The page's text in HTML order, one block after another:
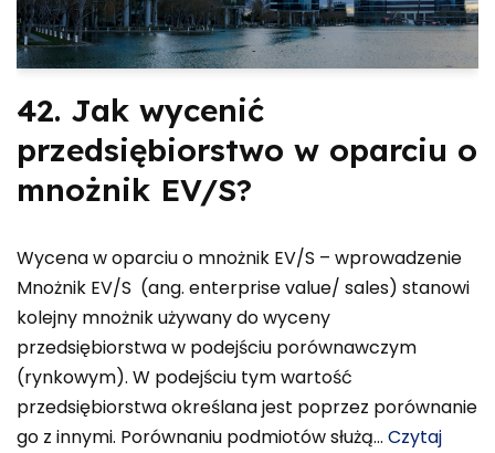
42. Jak wycenić
przedsiębiorstwo w oparciu o
mnożnik EV/S?
Wycena w oparciu o mnożnik EV/S – wprowadzenie
Mnożnik EV/S (ang. enterprise value/ sales) stanowi
kolejny mnożnik używany do wyceny
przedsiębiorstwa w podejściu porównawczym
(rynkowym). W podejściu tym wartość
przedsiębiorstwa określana jest poprzez porównanie
go z innymi. Porównaniu podmiotów służą… Czytaj